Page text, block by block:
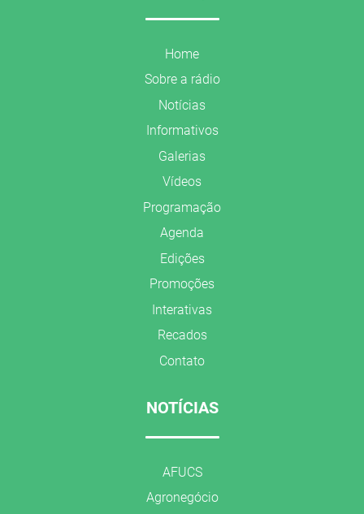
Home
Sobre a rádio
Notícias
Informativos
Galerias
Vídeos
Programação
Agenda
Edições
Promoções
Interativas
Recados
Contato
NOTÍCIAS
AFUCS
Agronegócio